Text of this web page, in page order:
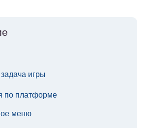
игры
по платформе
меню